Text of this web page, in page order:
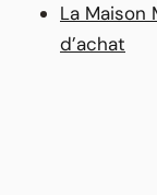
La Maison
d’achat